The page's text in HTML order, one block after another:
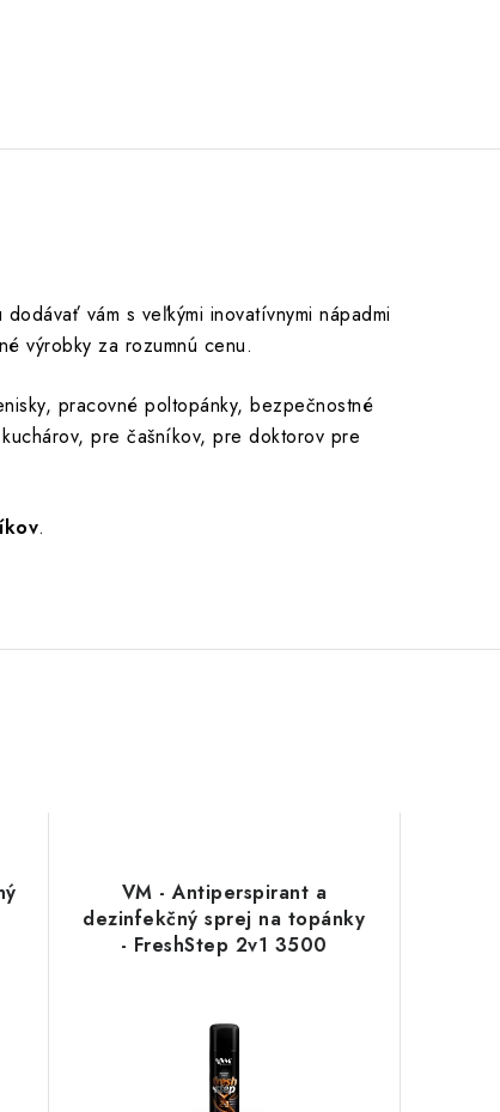
vám s veľkými inovatívnymi nápadmi
výrobky za rozumnú cenu.
pracovné poltopánky, bezpečnostné
pre čašníkov, pre doktorov pre
.
VM - Antiperspirant a
dezinfekčný sprej na topánky
- FreshStep 2v1 3500